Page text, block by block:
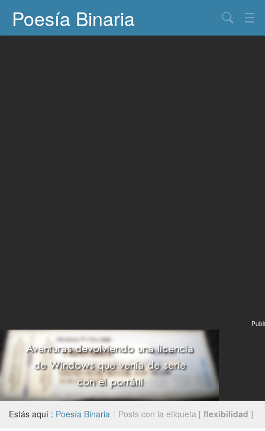
Poesía Binaria
Publi
Estás aquí : Poesía Binaria / Posts con la etiqueta [ flexibilidad ]